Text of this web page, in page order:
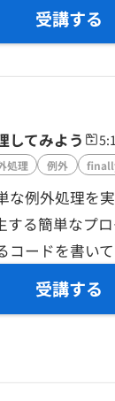
受講する
してみよう
処理 例外
な例外処理を
る簡単なプロ
コードを書いて
受講する